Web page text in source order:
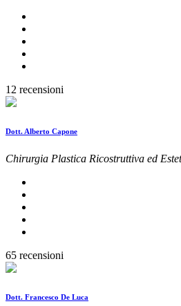
12 recensioni
Dott. Alberto Capone
Chirurgia Plastica Ricostruttiva ed
65 recensioni
Dott. Francesco De Luca